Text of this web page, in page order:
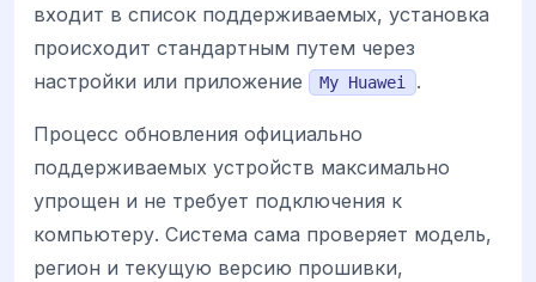
входит в список поддерживаемых, установка
происходит стандартным путем через
настройки или приложение
My Huawei .
Процесс обновления официально
поддерживаемых устройств максимально
упрощен и не требует подключения к
компьютеру. Система сама проверяет модель,
регион и текущую версию прошивки,